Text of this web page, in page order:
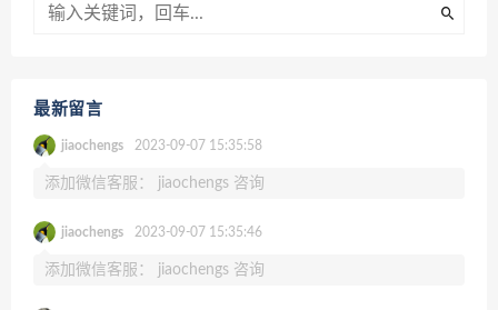
最新留言
jiaochengs 2023-09-07 15:35:58
添加微信客服： jiaochengs 咨询
jiaochengs 2023-09-07 15:35:46
添加微信客服： jiaochengs 咨询